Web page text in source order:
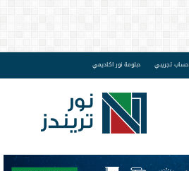
تجريبي دبلومة نور اكاديمي